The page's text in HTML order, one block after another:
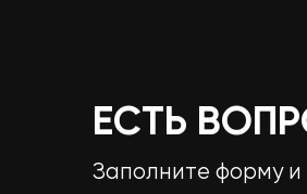
ЕСТЬ
Заполните форму и